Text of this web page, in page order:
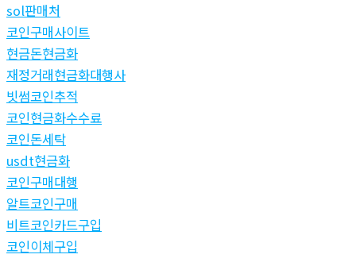
sol판매처
코인구매사이트
현금돈현금화
재정거래현금화대행사
빗썸코인추적
코인현금화수수료
코인돈세탁
usdt현금화
코인구매대행
알트코인구매
비트코인카드구입
코인이체구입